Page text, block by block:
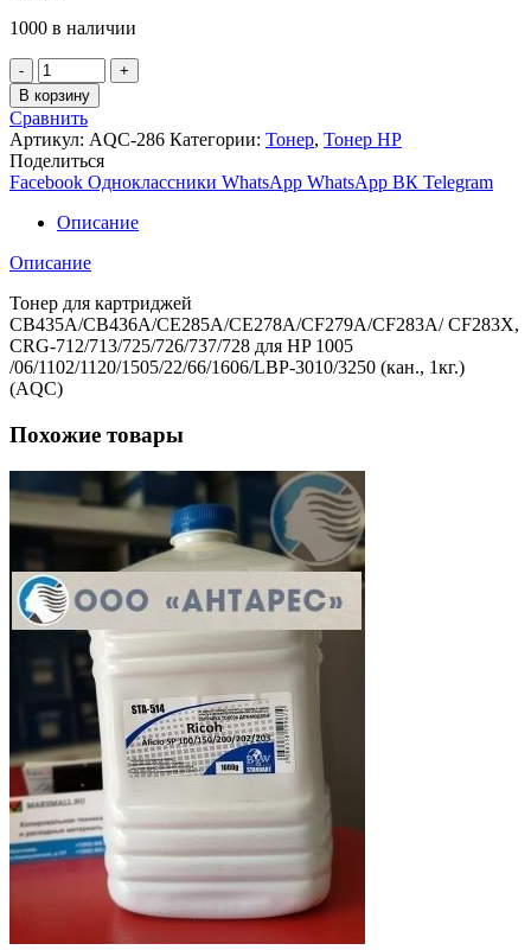
1000 в наличии
Количество
товара
Тонер
для
картриджей
CB435A/CB436A/CE285A/CE278A/CF279A/CF283A/
712/713/725/726
(1кг.
AQC)
В корзину
Сравнить
Артикул: AQC-286 Категории: Тонер, Тонер НР
Поделиться
Facebook Одноклассники WhatsApp WhatsApp ВК Telegram
Описание
Описание
Тонер для картриджей
CB435A/CB436A/CE285A/CE278A/CF279A/CF283A/ CF283X,
CRG-712/713/725/726/737/728 для HP 1005
/06/1102/1120/1505/22/66/1606/LBP-3010/3250 (кан., 1кг.)
(AQC)
Похожие товары